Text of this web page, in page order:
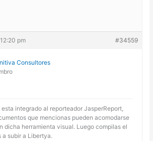
pm #34559
Consultores
integrado al reporteador JasperReport,
que mencionas pueden acomodarse
dicha herramienta visual. Luego compilas el
a subir a Libertya.